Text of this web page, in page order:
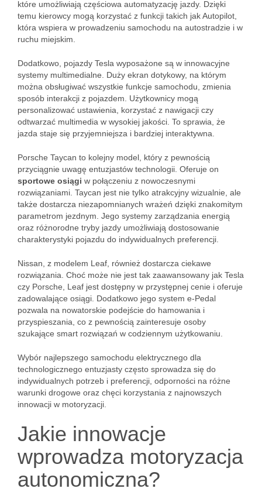
które umożliwiają częściowa automatyzację jazdy. Dzięki
temu kierowcy mogą korzystać z funkcji takich jak Autopilot,
która wspiera w prowadzeniu samochodu na autostradzie i w
ruchu miejskim.
Dodatkowo, pojazdy Tesla wyposażone są w innowacyjne
systemy multimedialne. Duży ekran dotykowy, na którym
można obsługiwać wszystkie funkcje samochodu, zmienia
sposób interakcji z pojazdem. Użytkownicy mogą
personalizować ustawienia, korzystać z nawigacji czy
odtwarzać multimedia w wysokiej jakości. To sprawia, że
jazda staje się przyjemniejsza i bardziej interaktywna.
Porsche Taycan to kolejny model, który z pewnością
przyciągnie uwagę entuzjastów technologii. Oferuje on
sportowe osiągi w połączeniu z nowoczesnymi
rozwiązaniami. Taycan jest nie tylko atrakcyjny wizualnie, ale
także dostarcza niezapomnianych wrażeń dzięki znakomitym
parametrom jezdnym. Jego systemy zarządzania energią
oraz różnorodne tryby jazdy umożliwiają dostosowanie
charakterystyki pojazdu do indywidualnych preferencji.
Nissan, z modelem Leaf, również dostarcza ciekawe
rozwiązania. Choć może nie jest tak zaawansowany jak Tesla
czy Porsche, Leaf jest dostępny w przystępnej cenie i oferuje
zadowalające osiągi. Dodatkowo jego system e-Pedal
pozwala na nowatorskie podejście do hamowania i
przyspieszania, co z pewnością zainteresuje osoby
szukające smart rozwiązań w codziennym użytkowaniu.
Wybór najlepszego samochodu elektrycznego dla
technologicznego entuzjasty często sprowadza się do
indywidualnych potrzeb i preferencji, odporności na różne
warunki drogowe oraz chęci korzystania z najnowszych
innowacji w motoryzacji.
Jakie innowacje
wprowadza motoryzacja
autonomiczna?